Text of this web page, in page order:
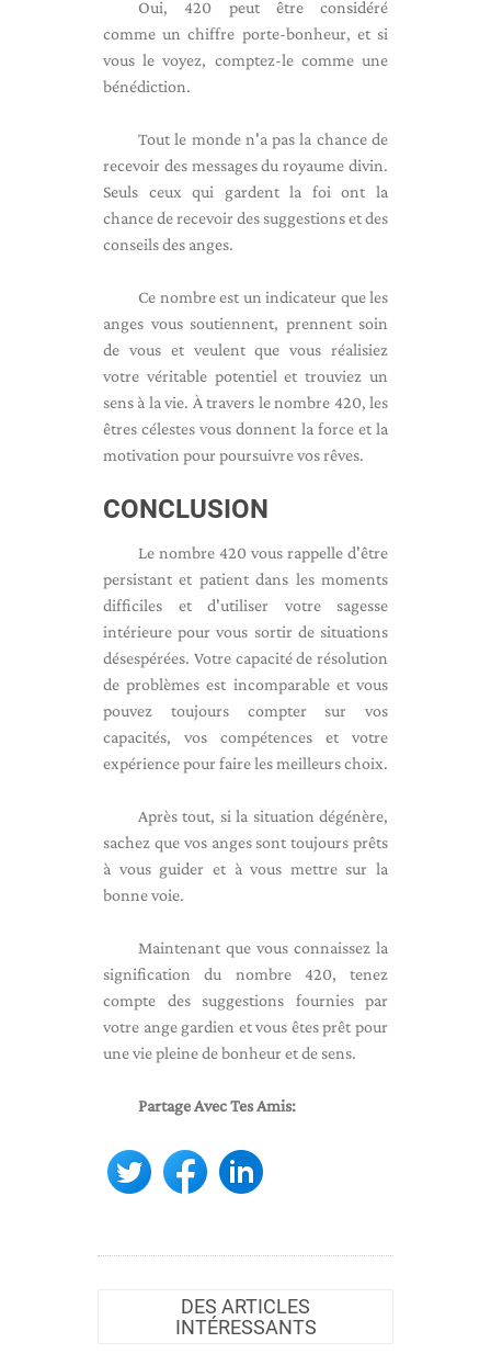
Oui, 420 peut être considéré
comme un chiffre porte-bonheur, et si
vous le voyez, comptez-le comme une
bénédiction.
Tout le monde n'a pas la chance de
recevoir des messages du royaume divin.
Seuls ceux qui gardent la foi ont la
chance de recevoir des suggestions et des
conseils des anges.
Ce nombre est un indicateur que les
anges vous soutiennent, prennent soin
de vous et veulent que vous réalisiez
votre véritable potentiel et trouviez un
sens à la vie. À travers le nombre 420, les
êtres célestes vous donnent la force et la
motivation pour poursuivre vos rêves.
CONCLUSION
Le nombre 420 vous rappelle d'être
persistant et patient dans les moments
difficiles et d'utiliser votre sagesse
intérieure pour vous sortir de situations
désespérées. Votre capacité de résolution
de problèmes est incomparable et vous
pouvez toujours compter sur vos
capacités, vos compétences et votre
expérience pour faire les meilleurs choix.
Après tout, si la situation dégénère,
sachez que vos anges sont toujours prêts
à vous guider et à vous mettre sur la
bonne voie.
Maintenant que vous connaissez la
signification du nombre 420, tenez
compte des suggestions fournies par
votre ange gardien et vous êtes prêt pour
une vie pleine de bonheur et de sens.
Partage Avec Tes Amis:
DES ARTICLES
INTÉRESSANTS